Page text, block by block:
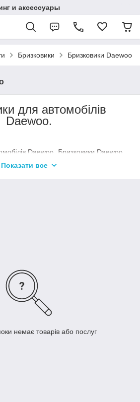
и аксессуары
Бризковики Бризковики Daewoo
для автомобілів
Daewoo.
Daewoo.
Бризковики Daewoo
бризковики ідеально підходять для
Показати все
немає товарів або послуг